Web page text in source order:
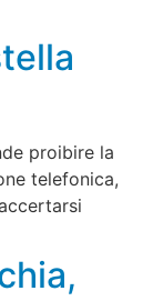
proibire la
telefonica,